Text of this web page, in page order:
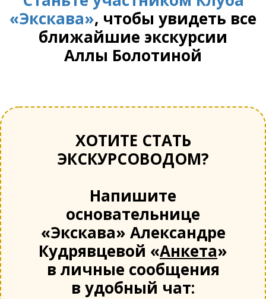
«Экскава», чтобы увидеть все
ближайшие экскурсии
Аллы Болотиной
ХОТИТЕ СТАТЬ
ЭКСКУРСОВОДОМ?
Напишите
основательнице
«Экскава» Александре
Кудрявцевой «Анкета»
в личные сообщения
в удобный чат: